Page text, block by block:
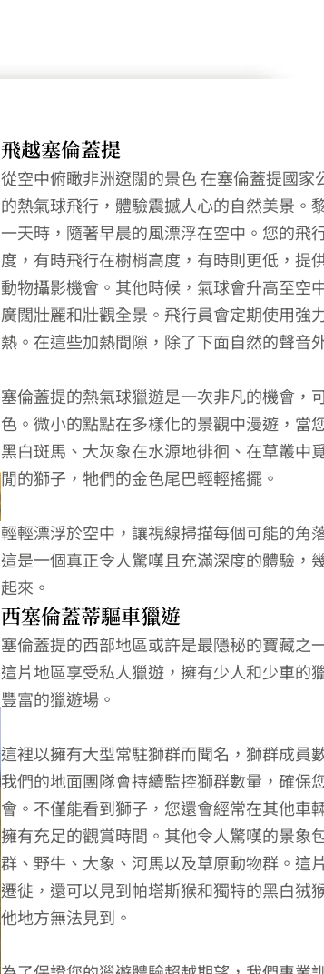
飛越塞倫蓋提
從空中俯瞰非洲遼闊的景色 在塞倫蓋提國家
的熱氣球飛行，體驗震撼人心的自然美景。
一天時，隨著早晨的風漂浮在空中。您的飛
度，有時飛行在樹梢高度，有時則更低，提
動物攝影機會。其他時候，氣球會升高至空
廣闊壯麗和壯觀全景。飛行員會定期使用強
熱。在這些加熱間隙，除了下面自然的聲音
塞倫蓋提的熱氣球獵遊是一次非凡的機會，
色。微小的點點在多樣化的景觀中漫遊，當
黑白斑馬、大灰象在水源地徘徊、在草叢中
閒的獅子，牠們的金色尾巴輕輕搖擺。
輕輕漂浮於空中，讓視線掃描每個可能的角
這是一個真正令人驚嘆且充滿深度的體驗，
起來。
西塞倫蓋蒂驅車獵遊
塞倫蓋提的西部地區或許是最隱秘的寶藏之
這片地區享受私人獵遊，擁有少人和少車的
豐富的獵遊場。
這裡以擁有大型常駐獅群而聞名，獅群成員
我們的地面團隊會持續監控獅群數量，確保
會。不僅能看到獅子，您還會經常在其他車
擁有充足的觀賞時間。其他令人驚嘆的景象
群、野牛、大象、河馬以及草原動物群。這
遷徙，還可以見到帕塔斯猴和獨特的黑白狨
他地方無法見到。